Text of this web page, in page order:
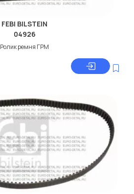
FEBI BILSTEIN
04926
Ролик ремня ГРМ